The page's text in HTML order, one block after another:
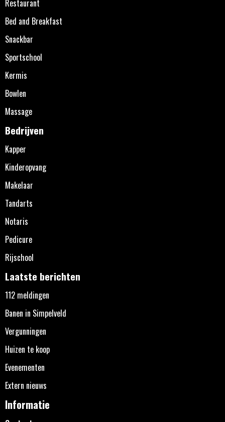
Restaurant
Bed and Breakfast
Snackbar
Sportschool
Kermis
Bowlen
Massage
Bedrijven
Kapper
Kinderopvang
Makelaar
Tandarts
Notaris
Pedicure
Rijschool
Laatste berichten
112 meldingen
Banen in Simpelveld
Vergunningen
Huizen te koop
Evenementen
Extern nieuws
Informatie